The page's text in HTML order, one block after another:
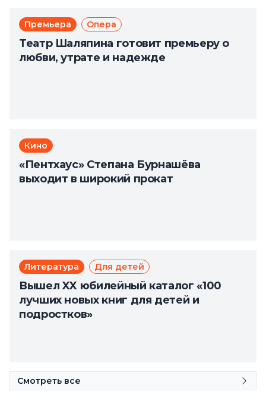
Премьера Опера
Театр Шаляпина готовит премьеру о
любви, утрате и надежде
Кино
«Пентхаус» Степана Бурнашёва
выходит в широкий прокат
Литература Для детей
Вышел XX юбилейный каталог «100
лучших новых книг для детей и
подростков»
Смотреть все